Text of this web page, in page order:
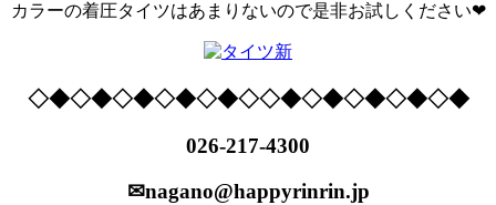
カラーの着圧タイツはあまりないので是非お試しください❤
◇◆◇◆◇◆◇◆◇◆◇◇◆◇◆◇◆◇◆◇◆
026-217-4300
✉nagano@happyrinrin.jp